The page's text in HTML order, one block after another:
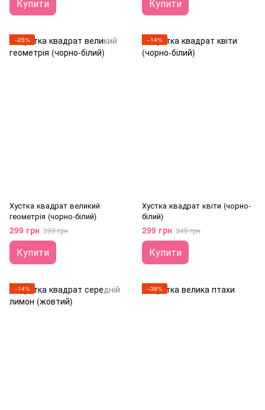
Купити Купити
−25%
Хустка квадрат великий
геометрія (чорно-білий)
299 грн 399 грн
Купити
−14%
Хустка квадрат квіти (чорно-
білий)
299 грн 349 грн
Купити
−14% −38%